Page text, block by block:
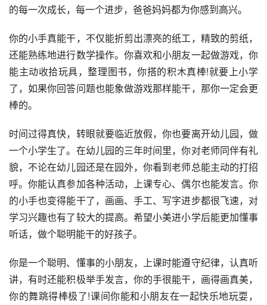
的每一次成长，每一个进步，爸爸妈妈都为你感到高兴。
你的小手真能干，不仅能折剪出漂亮的纸工，精致的剪纸，
还能熟练地进行数学操作。你喜欢和小朋友一起做游戏，你
能主动收拾玩具，整理图书，你搭的积木真棒!就要上小学
了，如果你回答问题也能象做游戏那样能干，那你一定会更
棒的。
时间过得真快，转眼就要临近放假，你也要离开幼儿园，做
一个小学生了。在幼儿园的三年时间里，你对老师同伴有礼
貌，不论在幼儿园还是在园外，你看到老师总能主动的打招
呼。你能认真参加各种活动，上课专心、偶尔也能发言。你
的小手也变得能干了，画画、手工、写字进步都很飞速，对
学习兴趣也有了较大的提高。希望小美进小学后能更加懂事
听话，做个聪明能干的好孩子。
你是一个聪明、懂事的小朋友，上课时能遵守纪律，认真听
讲，有时还能积极举手发言，你的手很能干，画得画真美，
你的舞跳得棒极了!课间你能和小朋友在一起快乐地玩耍，